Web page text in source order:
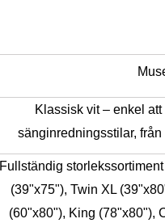
Klassisk vit – enkel
sänginredningsstilar,
Fullständig
(39"x75"), Twin XL
(60"x80"), King (78"x80"),